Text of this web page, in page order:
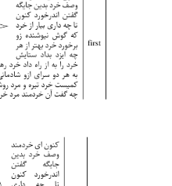
c|c|}
\wd\mytkz}{%
begin{wrapfigure
				\
usebox
ptext [1 ]%